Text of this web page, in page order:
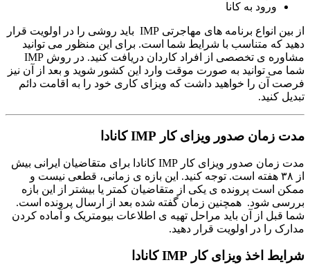
ورود به کانا
از بین انواع برنامه های مهاجرتی IMP باید روشی را در اولویت قرار
دهید که متناسب با شرایط شما است. برای این منظور می توانید
شما می توانید به صورت موقت وارد این کشور شوید و بعد از آن نیز
فرصت آن را خواهید داشت که ویزای کاری خود را به اقامت دائم
تبدیل کنید.
مدت زمان صدور ویزای کار IMP کانادا
مدت زمان صدور ویزای کار IMP کانادا برای متقاضیان ایرانی بیش
از ۳۸ هفته است. توجه کنید. این بازه ی زمانی، قطعی نیست و
ممکن است پرونده ی یکی از متقاضیان کمتر یا بیشتر از این بازه
بررسی شود. همچنین زمان گفته شده بعد از ارسال پرونده است.
شما قبل از آن باید مراحل تهیه ی اطلاعات بیومتریک و آماده کردن
مدارک را در اولویت قرار دهید.
شرایط اخذ ویزای کار IMP کانادا